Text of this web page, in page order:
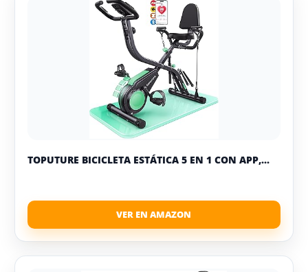
TOPUTURE BICICLETA ESTÁTICA 5 EN 1 CON APP,...